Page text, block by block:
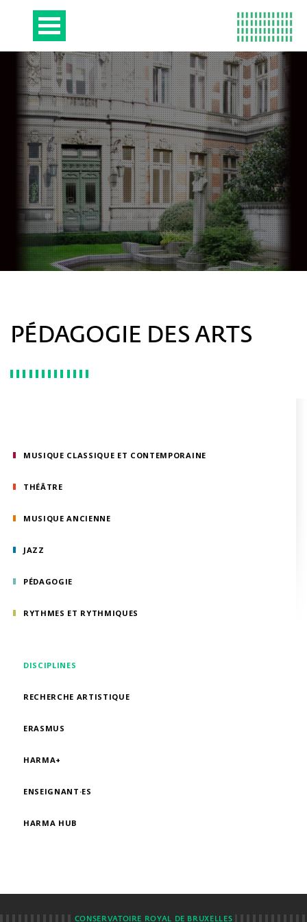
MUSIQUE CLASSIQUE ET CONTEMPORAINE
THÉÂTRE
MUSIQUE ANCIENNE
JAZZ
PÉDAGOGIE
RYTHMES ET RYTHMIQUES
DISCIPLINES
RECHERCHE ARTISTIQUE
ERASMUS
HARMA+
ENSEIGNANT·ES
HARMA HUB
PÉDAGOGIE DES ARTS
CONSERVATOIRE ROYAL DE BRUXELLES